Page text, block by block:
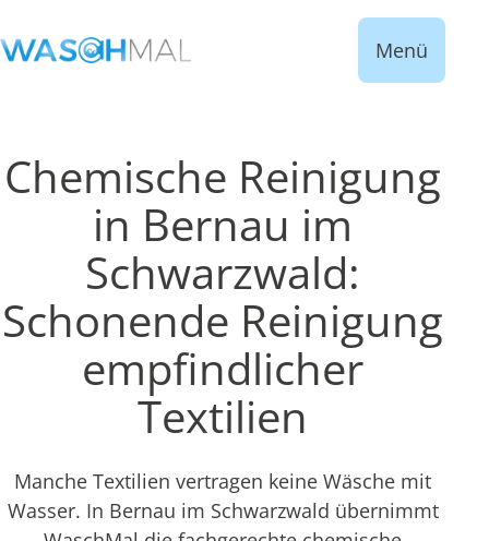
Menü
Chemische Reinigung
in Bernau im
Schwarzwald:
Schonende Reinigung
empfindlicher
Textilien
Manche Textilien vertragen keine Wäsche mit
Wasser. In Bernau im Schwarzwald übernimmt